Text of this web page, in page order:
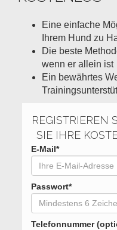
Eine einfache
Ihrem Hund zu
Die beste
wenn er allein ist
Ein bewährtes
REGISTRIEREN
SIE IHRE
E-Mail*
Passwort*
Telefonnummer